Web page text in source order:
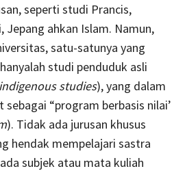
seperti studi Prancis,
Jepang ahkan Islam. Namun,
satu-satunya yang
studi penduduk asli
studies), yang dalam
“program berbasis nilai’
). Tidak ada jurusan khusus
hendak mempelajari sastra
subjek atau mata kuliah